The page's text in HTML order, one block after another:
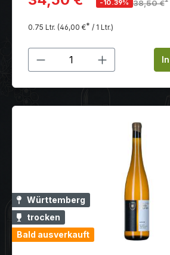
Getragen von einer dichten,
Ein überaus vielschichtiges
-10.39% 38,50 €
0.75 Ltr. (46,00 €* / 1 Ltr.)
Produkt Anzahl: Gib
Württemberg
trocken
Bald ausverkauft